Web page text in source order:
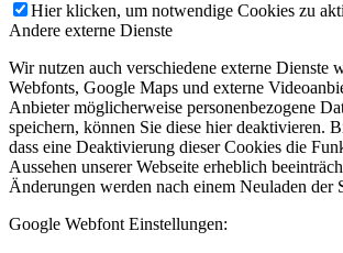
Hier klicken, um notwendige Cookies zu
Andere externe Dienste
Wir nutzen auch verschiedene externe Dienste
Webfonts, Google Maps und externe
Anbieter möglicherweise personenbezogene
speichern, können Sie diese hier deaktivieren.
dass eine Deaktivierung dieser Cookies die
Aussehen unserer Webseite erheblich
Änderungen werden nach einem Neuladen der
Google Webfont Einstellungen: